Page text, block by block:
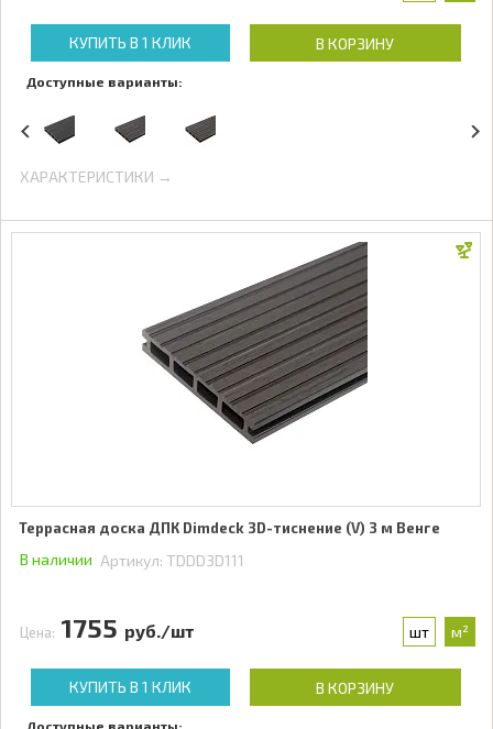
КУПИТЬ В 1 КЛИК В КОРЗИНУ
Доступные варианты:
ХАРАКТЕРИСТИКИ →
Террасная доска ДПК Dimdeck 3D-тиснение (V) 3 м Венге
В наличии Артикул: TDDD3D111
Цена: 1755 руб./шт шт м²
КУПИТЬ В 1 КЛИК В КОРЗИНУ
Доступные варианты: